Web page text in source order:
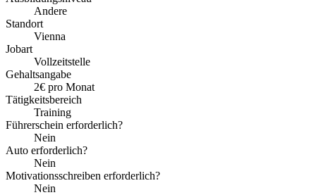
Andere
Standort
Vienna
Jobart
Vollzeitstelle
Gehaltsangabe
2€ pro Monat
Tätigkeitsbereich
Training
Führerschein erforderlich?
Nein
Auto erforderlich?
Nein
Motivationsschreiben erforderlich?
Nein